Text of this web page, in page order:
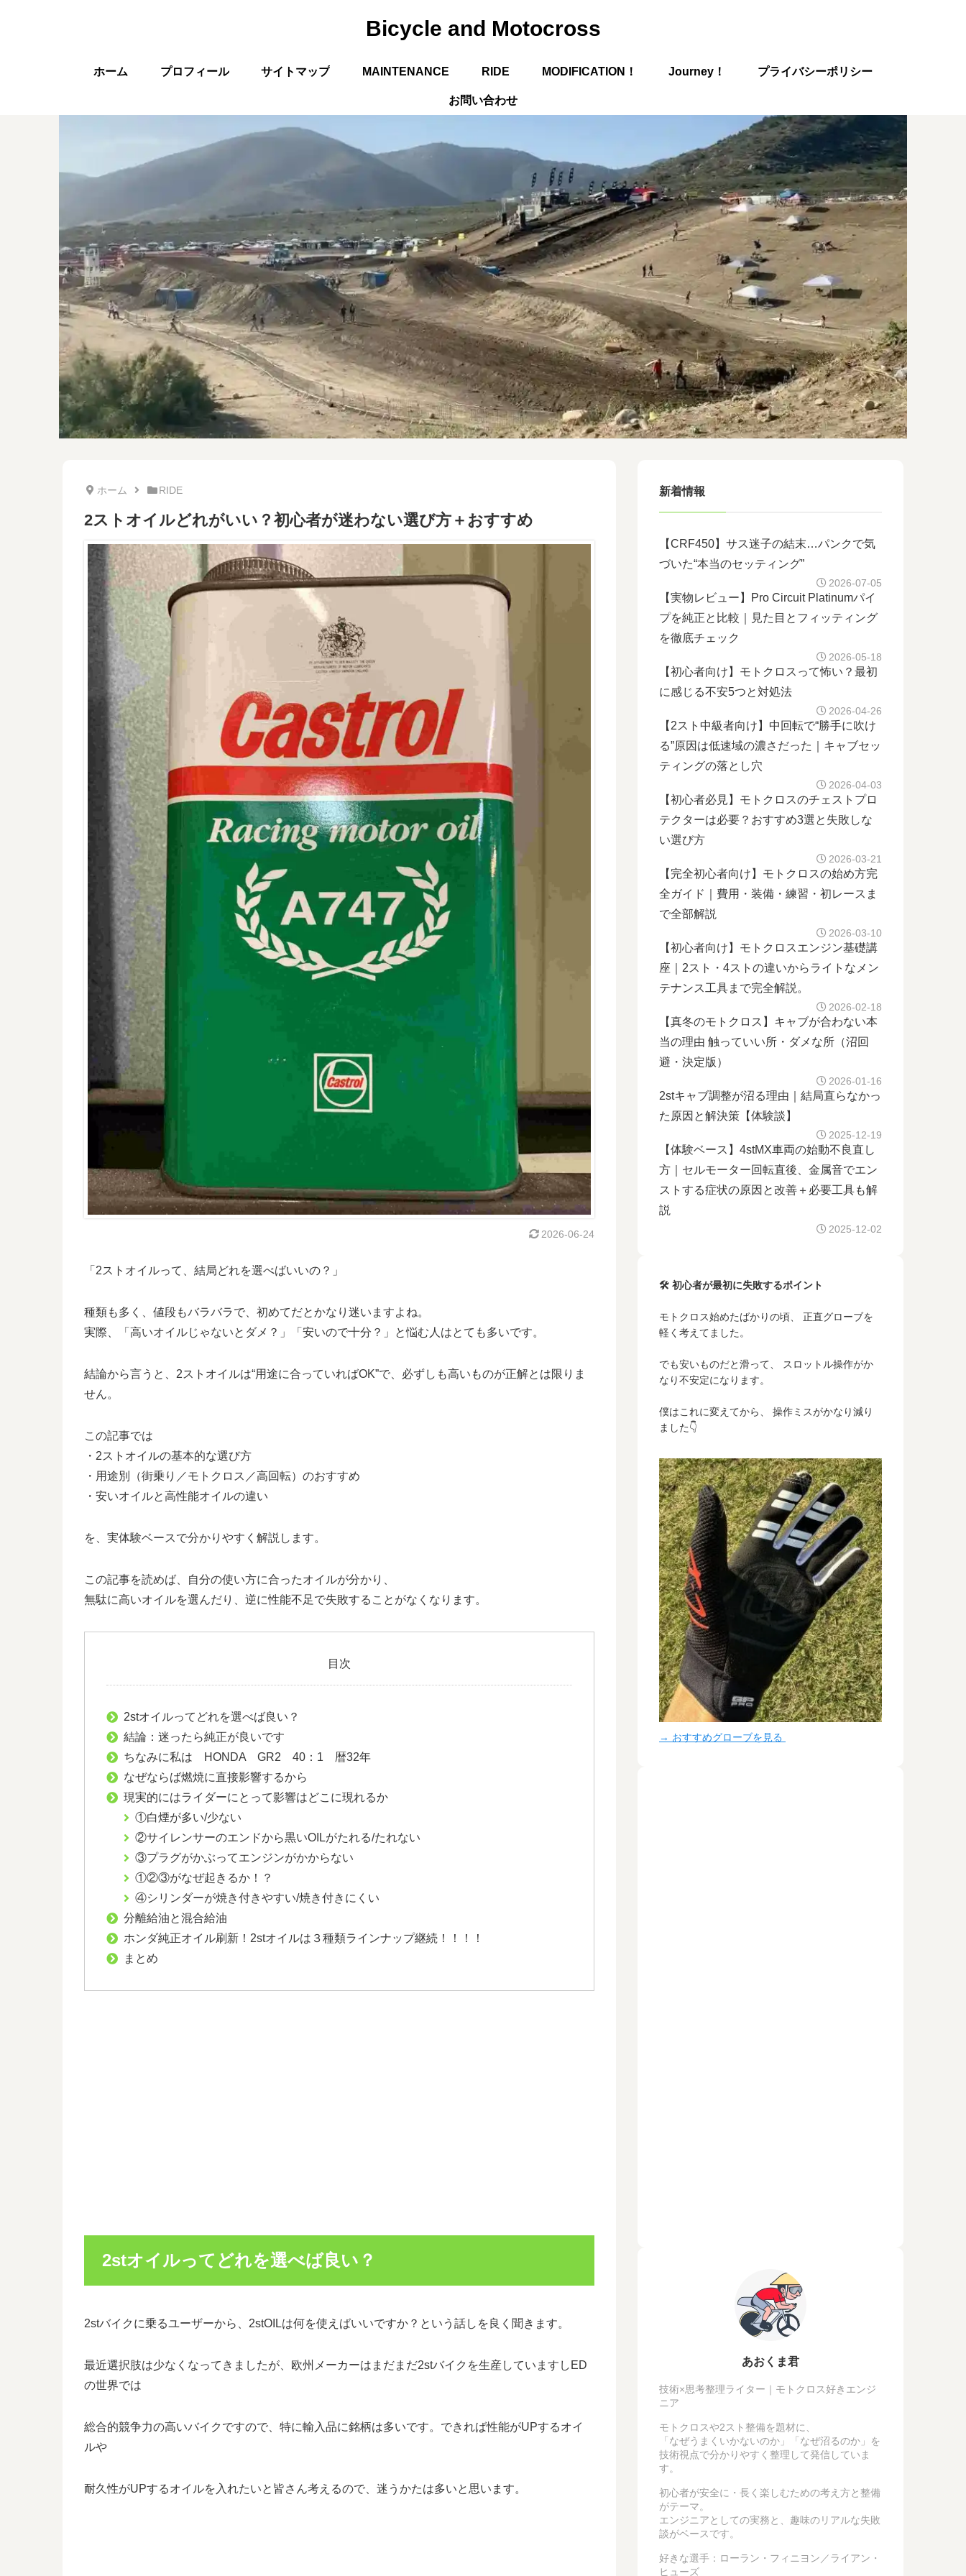
Bicycle and Motocross
ホーム プロフィール サイトマップ MAINTENANCE RIDE MODIFICATION！ Journey！ プライバシーポリシー
お問い合わせ
ホーム RIDE
2ストオイルどれがいい？初心者が迷わない選び方＋おすすめ
2026-06-24
「2ストオイルって、結局どれを選べばいいの？」
種類も多く、値段もバラバラで、初めてだとかなり迷いますよね。
実際、「高いオイルじゃないとダメ？」「安いので十分？」と悩む人はとても多いです。
結論から言うと、2ストオイルは“用途に合っていればOK”で、必ずしも高いものが正解とは限りま
せん。
この記事では
・2ストオイルの基本的な選び方
・用途別（街乗り／モトクロス／高回転）のおすすめ
・安いオイルと高性能オイルの違い
を、実体験ベースで分かりやすく解説します。
この記事を読めば、自分の使い方に合ったオイルが分かり、
無駄に高いオイルを選んだり、逆に性能不足で失敗することがなくなります。
目次
2stオイルってどれを選べば良い？
結論：迷ったら純正が良いです
ちなみに私は HONDA GR2 40：1 暦32年
なぜならば燃焼に直接影響するから
現実的にはライダーにとって影響はどこに現れるか
①白煙が多い/少ない
②サイレンサーのエンドから黒いOILがたれる/たれない
③プラグがかぶってエンジンがかからない
①②③がなぜ起きるか！？
④シリンダーが焼き付きやすい/焼き付きにくい
分離給油と混合給油
ホンダ純正オイル刷新！2stオイルは３種類ラインナップ継続！！！！
まとめ
2stオイルってどれを選べば良い？
2stバイクに乗るユーザーから、2stOILは何を使えばいいですか？という話しを良く聞きます。
最近選択肢は少なくなってきましたが、欧州メーカーはまだまだ2stバイクを生産していますしED
の世界では
総合的競争力の高いバイクですので、特に輸入品に銘柄は多いです。できれば性能がUPするオイ
ルや
耐久性がUPするオイルを入れたいと皆さん考えるので、迷うかたは多いと思います。
新着情報
【CRF450】サス迷子の結末…パンクで気
づいた“本当のセッティング”
2026-07-05
【実物レビュー】Pro Circuit Platinumパイ
プを純正と比較｜見た目とフィッティング
を徹底チェック
2026-05-18
【初心者向け】モトクロスって怖い？最初
に感じる不安5つと対処法
2026-04-26
【2スト中級者向け】中回転で“勝手に吹け
る”原因は低速域の濃さだった｜キャブセッ
ティングの落とし穴
2026-04-03
【初心者必見】モトクロスのチェストプロ
テクターは必要？おすすめ3選と失敗しな
い選び方
2026-03-21
【完全初心者向け】モトクロスの始め方完
全ガイド｜費用・装備・練習・初レースま
で全部解説
2026-03-10
【初心者向け】モトクロスエンジン基礎講
座｜2スト・4ストの違いからライトなメン
テナンス工具まで完全解説。
2026-02-18
【真冬のモトクロス】キャブが合わない本
当の理由 触っていい所・ダメな所（沼回
避・決定版）
2026-01-16
2stキャブ調整が沼る理由｜結局直らなかっ
た原因と解決策【体験談】
2025-12-19
【体験ベース】4stMX車両の始動不良直し
方｜セルモーター回転直後、金属音でエン
ストする症状の原因と改善＋必要工具も解
説
2025-12-02
🛠 初心者が最初に失敗するポイント
モトクロス始めたばかりの頃、 正直グローブを
軽く考えてました。
でも安いものだと滑って、 スロットル操作がか
なり不安定になります。
僕はこれに変えてから、 操作ミスがかなり減り
ました👇
→ おすすめグローブを見る
あおくま君
技術×思考整理ライター｜モトクロス好きエンジ
ニア
モトクロスや2スト整備を題材に、
「なぜうまくいかないのか」「なぜ沼るのか」を
技術視点で分かりやすく整理して発信していま
す。
初心者が安全に・長く楽しむための考え方と整備
がテーマ。
エンジニアとしての実務と、趣味のリアルな失敗
談がベースです。
好きな選手：ローラン・フィニヨン／ライアン・
ヒューズ